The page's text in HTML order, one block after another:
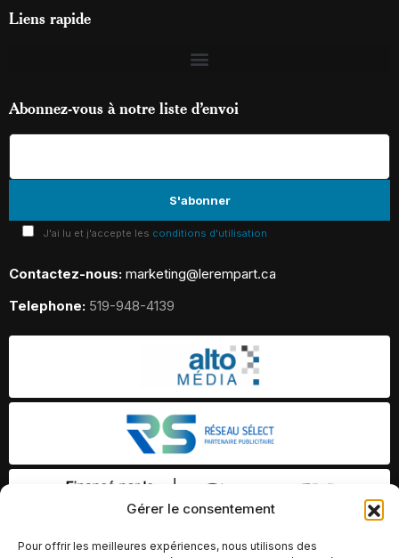
Gérer le consentement
Pour offrir les meilleures expériences, nous utilisons des
Liens rapide
Abonnez-vous à notre liste d’envoi
J'ai lu et j'accepte les conditions d'utilisation
Contactez-nous: marketing@lerempart.ca
Telephone: 519-948-4139